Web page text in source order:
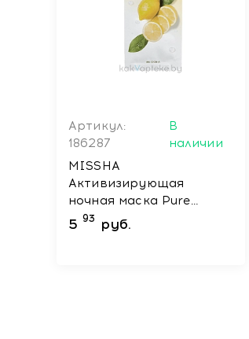
Артикул:
186287
В
наличии
MISSHA
Активизирующая
ночная маска Pure
Source Pocket Pack
Lemon, 10 мл
5 93 руб.